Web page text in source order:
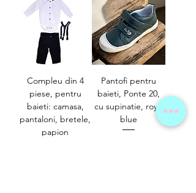
Compleu din 4
piese, pentru
baieti: camasa,
pantaloni, bretele,
papion
Pantofi pentru
baieti, Ponte 20,
cu supinatie, royal
blue